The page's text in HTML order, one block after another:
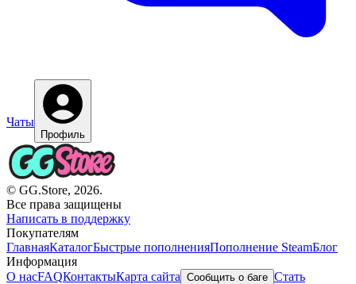
Чаты
Профиль
© GG.Store, 2026.
Все права защищены
Написать в поддержку
Покупателям
ГлавнаяКаталогБыстрые пополненияПополнение SteamБлог
Информация
О насFAQКонтактыКарта сайта Сообщить о баге Стать